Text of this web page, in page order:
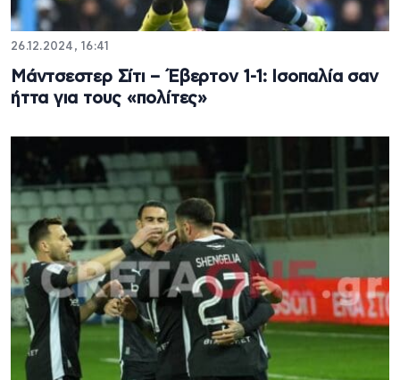
26.12.2024, 16:41
Μάντσεστερ Σίτι – Έβερτον 1-1: Ισοπαλία σαν
ήττα για τους «πολίτες»